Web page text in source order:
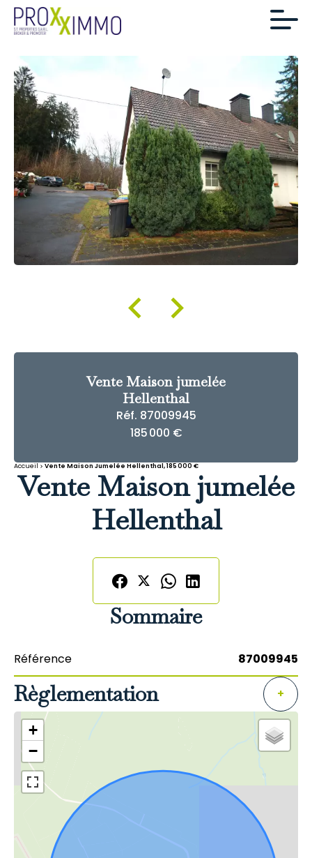
Vente Maison jumelée
Hellenthal
Réf. 87009945
185 000 €
Accueil Vente Maison Jumelée Hellenthal, 185 000 €
Vente Maison jumelée
Hellenthal
Sommaire
Référence 87009945
Règlementation +
+
−